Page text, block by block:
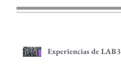
Experiencias de LAB3